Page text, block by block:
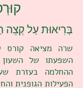
בְּרִיאוּת עַל קְצֵה
שרה מציאה
השפעתו של השעון
ההחלמה בעזרת
הפעילות הגופנית